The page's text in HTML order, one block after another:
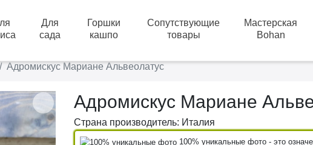
Для
сада
Горшки
кашпо
Сопутствующие
товары
Мастерская
Bohan
Адромискус Мариане Альвеолатус
Адромискус Мариане
Страна производитель: Италия
100% уникальные фото - это